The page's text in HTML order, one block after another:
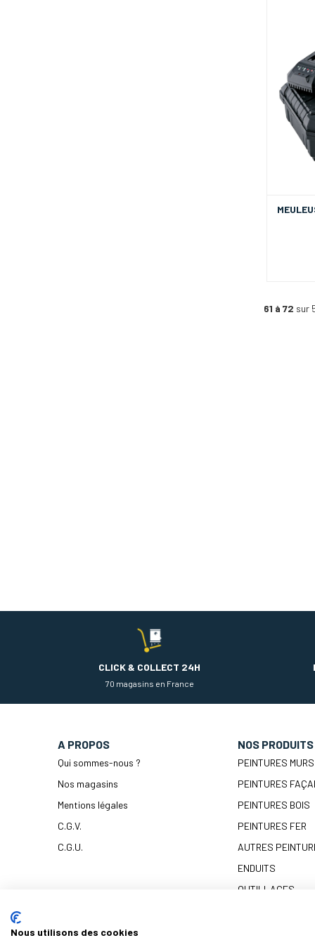
61 à 72 sur
CLICK & COLLECT 24H
70 magasins en France
A PROPOS
Qui sommes-nous ?
Nos magasins
Mentions légales
C.G.V.
C.G.U.
NOS PRODUITS
PEINTURES
PEINTURES
PEINTURES BOIS
PEINTURES FER
AUTRES
ENDUITS
OUTILLAGES
Nous utilisons des cookies